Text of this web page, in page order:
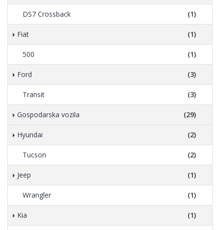
DS7 Crossback (1)
Fiat (1)
500 (1)
Ford (3)
Transit (3)
Gospodarska vozila (29)
Hyundai (2)
Tucson (2)
Jeep (1)
Wrangler (1)
Kia (1)